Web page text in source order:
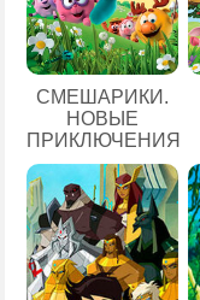
СМЕШАРИКИ.
НОВЫЕ
ПРИКЛЮЧЕНИЯ